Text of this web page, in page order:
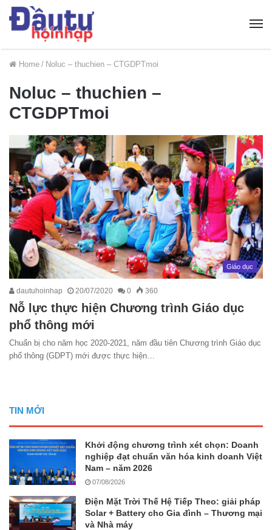
Home / Noluc – thuchien – CTGDPTmoi
Noluc – thuchien –
CTGDPTmoi
Giáo dục
dautuhoinhap 20/07/2020 0 360
Nỗ lực thực hiện Chương trình Giáo dục
phổ thông mới
Chuẩn bị cho năm học 2020-2021, năm đầu tiên Chương trình Giáo dục
phổ thông (GDPT) mới được thực hiện…
TIN MỚI
Khởi động chương trình xét chọn: Doanh
nghiệp đạt chuẩn văn hóa kinh doanh Việt
Nam – năm 2026
07/08/2026
Điện Mặt Trời Thế Hệ Tiếp Theo: giải pháp
Solar + Battery cho Gia đình – Thương mại
và Nhà máy